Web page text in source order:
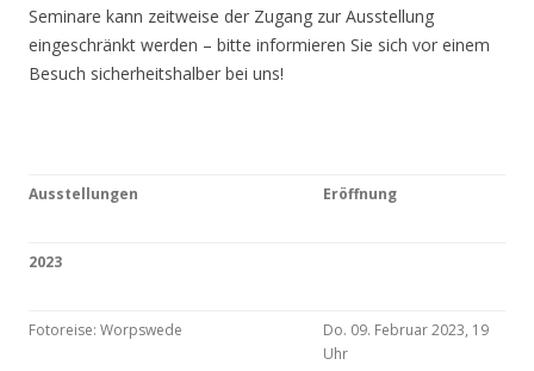
Seminare kann zeitweise der Zugang zur Ausstellung
eingeschränkt werden – bitte informieren Sie sich vor einem
Besuch sicherheitshalber bei uns!
Ausstellungen Eröffnung
2023
Fotoreise: Worpswede
Do. 09. Februar 2023, 19
Uhr